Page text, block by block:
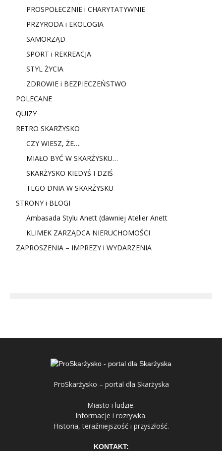
PROSPOŁECZNIE i CHARYTATYWNIE
PRZYRODA i EKOLOGIA
SAMORZĄD
SPORT i REKREACJA
STYL ŻYCIA
ZDROWIE i BEZPIECZEŃSTWO
POLECANE
QUIZY
RETRO SKARŻYSKO
CZY WIESZ, ŻE…
MIAŁO BYĆ W SKARŻYSKU…
SKARŻYSKO KIEDYŚ I DZIŚ
TEGO DNIA W SKARŻYSKU
STRONY i BLOGI
Ambasada Stylu Anett (dawniej Atelier Anett
KLIMEK ZARZĄDCA NIERUCHOMOŚCI
ZAPROSZENIA – IMPREZY i WYDARZENIA
ProSkarżysko – portal dla Skarżyska
Miasto i ludzie.
Informacje i rozrywka.
Historia, teraźniejszość i przyszłość.
KONTAKT: